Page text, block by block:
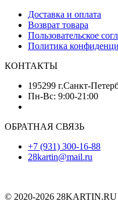
Доставка и оплата
Возврат товара
Пользовательское
Политика
КОНТАКТЫ
Пн-Вс: 9:00-21:00
ОБРАТНАЯ СВЯЗЬ
+7 (931) 300-16-88
28kartin@mail.ru
© 2020-2026